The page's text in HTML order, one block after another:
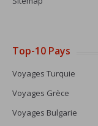
Top-10 Pays
Voyages Turquie
Voyages Grèce
Voyages Bulgarie